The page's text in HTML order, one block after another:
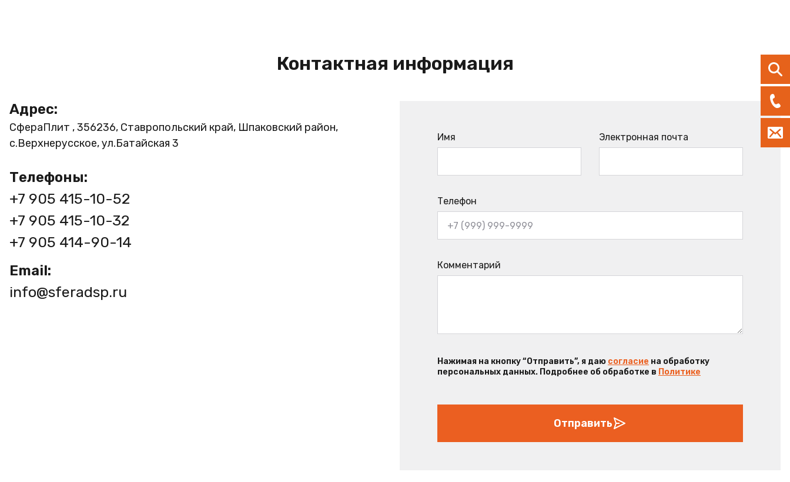
Контактная информация
Адрес:
СфераПлит , 356236, Ставропольский край, Шпаковский район,
с.Верхнерусское, ул.Батайская 3
Телефоны:
+7 905 415-10-52
+7 905 415-10-32
+7 905 414-90-14
Email:
info@sferadsp.ru
Имя Электронная почта
Телефон
Комментарий
Нажимая на кнопку “Отправить”, я даю согласие на обработку
персональных данных. Подробнее об обработке в Политике
Отправить